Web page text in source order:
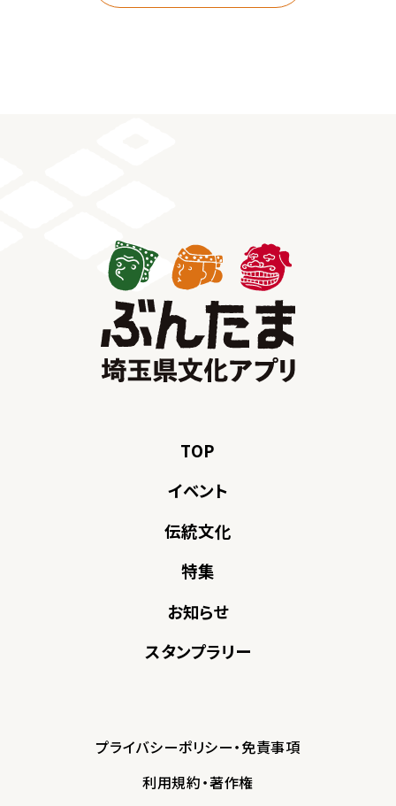
TOP
イベント
伝統文化
特集
お知らせ
スタンプラリー
プライバシーポリシー・免責事項
利用規約・著作権